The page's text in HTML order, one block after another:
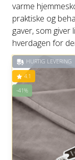
varme
praktiske og
gaver, som giver
hverdagen for
HURTIG LEVERING
4.1
-41%